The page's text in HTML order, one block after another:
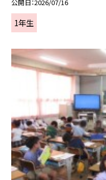
公開日 2026/07/16
1年生